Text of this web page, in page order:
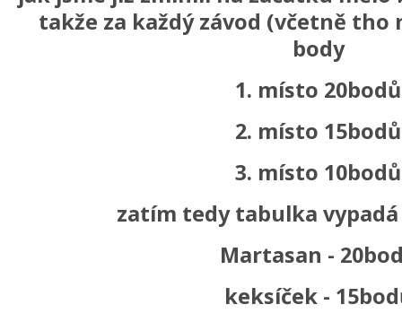
takže za každý závod (včetně tho
body
1. místo 20bodů
2. místo 15bodů
3. místo 10bodů
zatím tedy tabulka
Martasan -
keksíček -